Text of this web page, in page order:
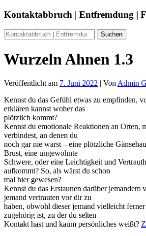
Kontaktabbruch | Entfremdung |
Wurzeln Ahnen 1.3
Veröffentlicht am 7. Juni 2022 | Von Admin
Kennst du das Gefühl etwas zu empfinden,
erklären kannst woher das
plötzlich kommt?
Kennst du emotionale Reaktionen an Orten,
verbindest, an denen du
noch gar nie warst – eine plötzliche
Brust, eine ungewohnte
Schwere, oder eine Leichtigkeit und
aufkommt? So, als wärst du schon
mal hier gewesen?
Kennst du das Erstaunen darüber jemandem
jemand vertrauten vor dir zu
haben, obwohl dieser jemand vielleicht
zugehörig ist, zu der du selten
Kontakt hast und kaum persönliches weißt?